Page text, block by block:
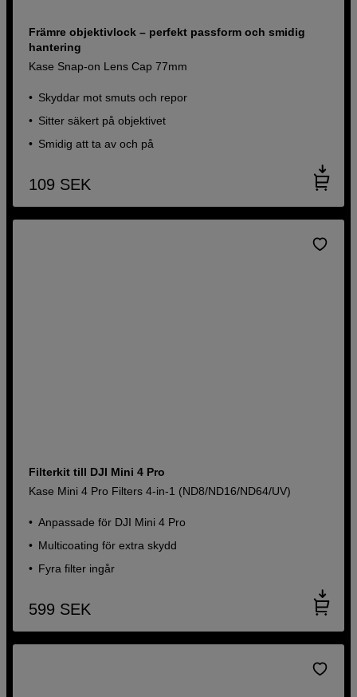
Främre objektivlock – perfekt passform och smidig
hantering
Kase Snap-on Lens Cap 77mm
Skyddar mot smuts och repor
Sitter säkert på objektivet
Smidig att ta av och på
109 SEK
Filterkit till DJI Mini 4 Pro
Kase Mini 4 Pro Filters 4-in-1 (ND8/ND16/ND64/UV)
Anpassade för DJI Mini 4 Pro
Multicoating för extra skydd
Fyra filter ingår
599 SEK